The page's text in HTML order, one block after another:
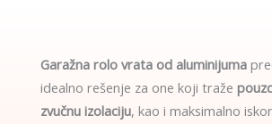
Garažna rolo vrata od aluminijuma
idealno rešenje za one koji traže
zvučnu izolaciju, kao i maksimalno